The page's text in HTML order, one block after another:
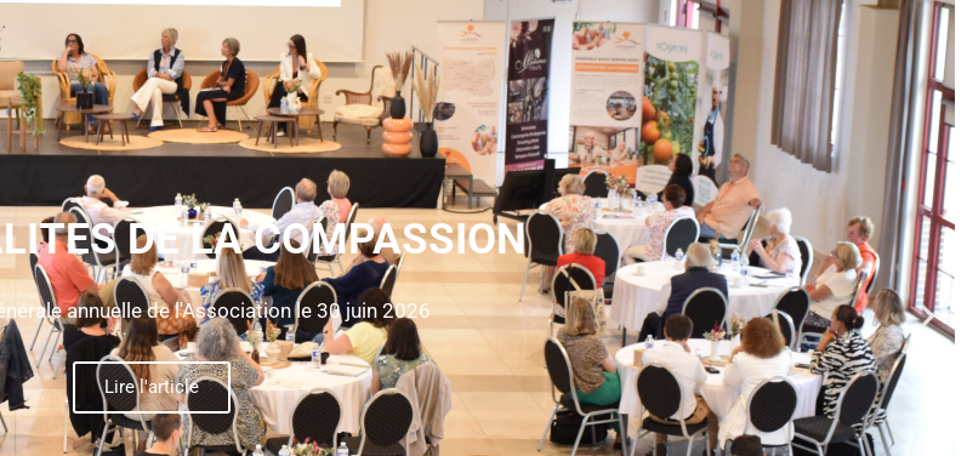
DE LA COMPASSION
Autonomie d'Estrées-Saint-Denis le 04 Juin 2026
Lire l'article